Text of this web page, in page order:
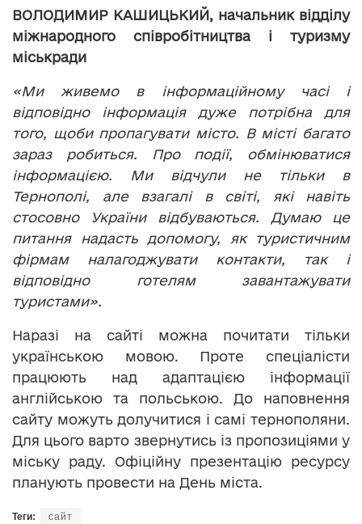
ВОЛОДИМИР КАШИЦЬКИЙ, начальник відділу
міжнародного співробітництва і туризму
міськради
«Ми живемо в інформаційному часі і
відповідно інформація дуже потрібна для
того, щоби пропагувати місто. В місті багато
зараз робиться. Про події, обмінюватися
інформацією. Ми відчули не тільки в
Тернополі, але взагалі в світі, які навіть
стосовно України відбуваються. Думаю це
питання надасть допомогу, як туристичним
фірмам налагоджувати контакти, так і
відповідно готелям завантажувати
туристами».
Наразі на сайті можна почитати тільки
українською мовою. Проте спеціалісти
працюють над адаптацією інформації
англійською та польською. До наповнення
сайту можуть долучитися і самі тернополяни.
Для цього варто звернутись із пропозиціями у
міську раду. Офіційну презентацію ресурсу
планують провести на День міста.
Теги: сайт